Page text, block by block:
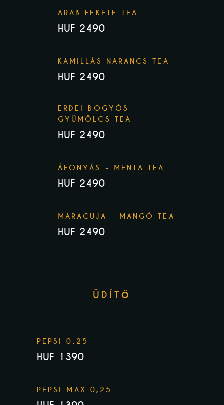
ARAB FEKETE TEA
HUF 2490
KAMILLÁS NARANCS TEA
HUF 2490
ERDEI BOGYÓS
GYÜMÖLCS TEA
HUF 2490
ÁFONYÁS - MENTA TEA
HUF 2490
MARACUJA - MANGÓ TEA
HUF 2490
ÜDÍTŐ
PEPSI 0,25
HUF 1390
PEPSI MAX 0,25